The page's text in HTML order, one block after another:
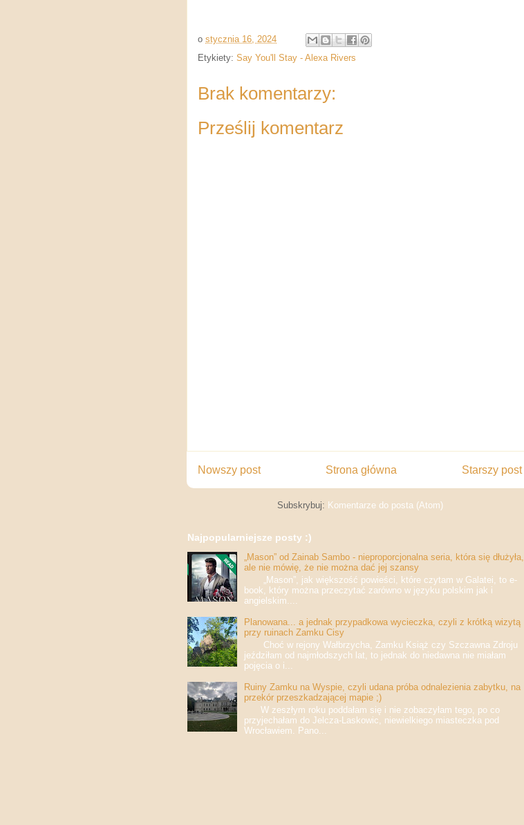
o stycznia 16, 2024
Etykiety: Say You'll Stay - Alexa Rivers
Brak komentarzy:
Prześlij komentarz
Nowszy post Starszy post
Strona główna
Subskrybuj: Komentarze do posta (Atom)
Najpopularniejsze posty :)
„Mason” od Zainab Sambo - nieproporcjonalna seria, która się dłużyła,
ale nie mówię, że nie można dać jej szansy
„Mason”, jak większość powieści, które czytam w Galatei, to e-
book, który można przeczytać zarówno w języku polskim jak i
angielskim....
Planowana... a jednak przypadkowa wycieczka, czyli z krótką wizytą
przy ruinach Zamku Cisy
Choć w rejony Wałbrzycha, Zamku Książ czy Szczawna Zdroju
jeździłam od najmłodszych lat, to jednak do niedawna nie miałam
pojęcia o i...
Ruiny Zamku na Wyspie, czyli udana próba odnalezienia zabytku, na
przekór przeszkadzającej mapie ;)
W zeszłym roku poddałam się i nie zobaczyłam tego, po co
przyjechałam do Jelcza-Laskowic, niewielkiego miasteczka pod
Wrocławiem. Pano...